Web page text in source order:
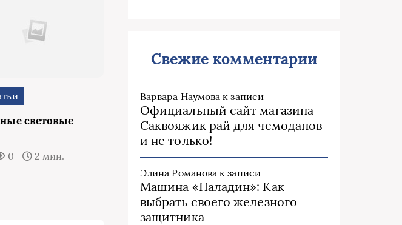
световые
0 2 мин.
Свежие комментарии
Варвара Наумова к записи
Официальный сайт магазина
Саквояжик рай для чемоданов
и не только!
Элина Романова к записи
Машина «Паладин»: Как
выбрать своего железного
защитника